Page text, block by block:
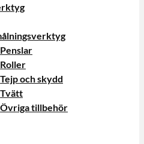
Penslar
Roller
Tejp och skydd
Tvätt
Övriga tillbehör